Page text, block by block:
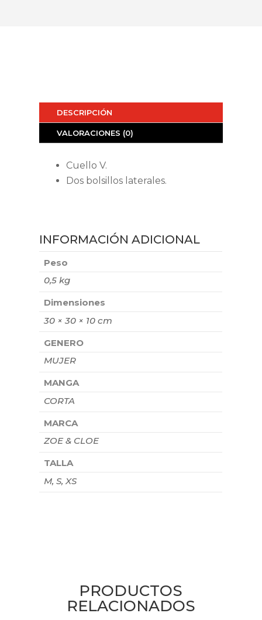
DESCRIPCIÓN
VALORACIONES (0)
Cuello V.
Dos bolsillos laterales.
INFORMACIÓN ADICIONAL
Peso
0,5 kg
Dimensiones
30 × 30 × 10 cm
GENERO
MUJER
MANGA
CORTA
MARCA
ZOE & CLOE
TALLA
M, S, XS
PRODUCTOS
RELACIONADOS